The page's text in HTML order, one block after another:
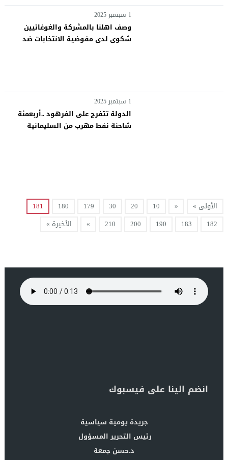
1 سبتمبر 2025
وصف اهلنا بالمشركة والغوغائيين
شكوى لدى مفوضية الانتخابات ضد
1 سبتمبر 2025
الدولة تتفرج على الفرهود ..أربعمئة
شاحنة نفط مهرب من السليمانية
الأولى » «
10
20
30
179
180
181
182
183
190
200
210
» الأخيرة »
انضم الينا على فيسبوك
جريدة يومية سياسية
رئيس التحرير المسؤول
د.حسن جمعة